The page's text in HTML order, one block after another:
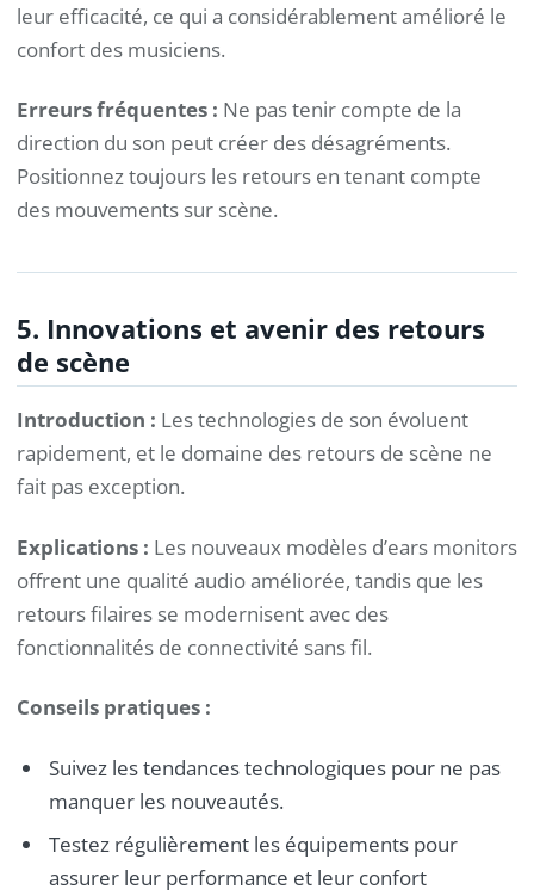
leur efficacité, ce qui a considérablement amélioré le
confort des musiciens.
Erreurs fréquentes : Ne pas tenir compte de la
direction du son peut créer des désagréments.
Positionnez toujours les retours en tenant compte
des mouvements sur scène.
5. Innovations et avenir des retours
de scène
Introduction : Les technologies de son évoluent
rapidement, et le domaine des retours de scène ne
fait pas exception.
Explications : Les nouveaux modèles d’ears monitors
offrent une qualité audio améliorée, tandis que les
retours filaires se modernisent avec des
fonctionnalités de connectivité sans fil.
Conseils pratiques :
Suivez les tendances technologiques pour ne pas
manquer les nouveautés.
Testez régulièrement les équipements pour
assurer leur performance et leur confort